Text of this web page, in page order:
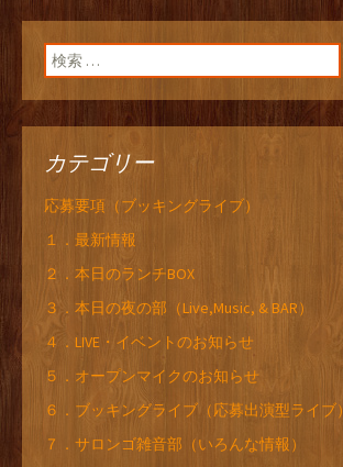
検索:
カテゴリー
応募要項（ブッキングライブ）
１．最新情報
２．本日のランチBOX
３．本日の夜の部（Live,Music, & BAR）
４．LIVE・イベントのお知らせ
５．オープンマイクのお知らせ
６．ブッキングライブ（応募出演型ライブ）
７．サロンゴ雑音部（いろんな情報）